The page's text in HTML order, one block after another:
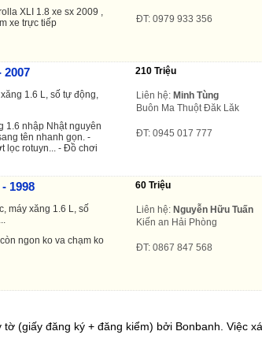
XLI 1.8 xe sx 2009 ,
xe trực tiếp
ĐT: 0979 933 356
2007 210 Triệu
1.6 L, số tự động,
1.6 nhập Nhật nguyên
tên nhanh gọn. -
lọc rotuyn... - Đồ chơi
Liên hệ: Minh Tùng
Buôn Ma Thuột Đăk Lăk
ĐT: 0945 017 777
1998 60 Triệu
máy xăng 1.6 L, số
ngon ko va chạm ko
Liên hệ: Nguyễn Hữu Tuấn
Kiến an Hải Phòng
ĐT: 0867 847 568
(giấy đăng ký + đăng kiểm) bởi Bonbanh. Việc